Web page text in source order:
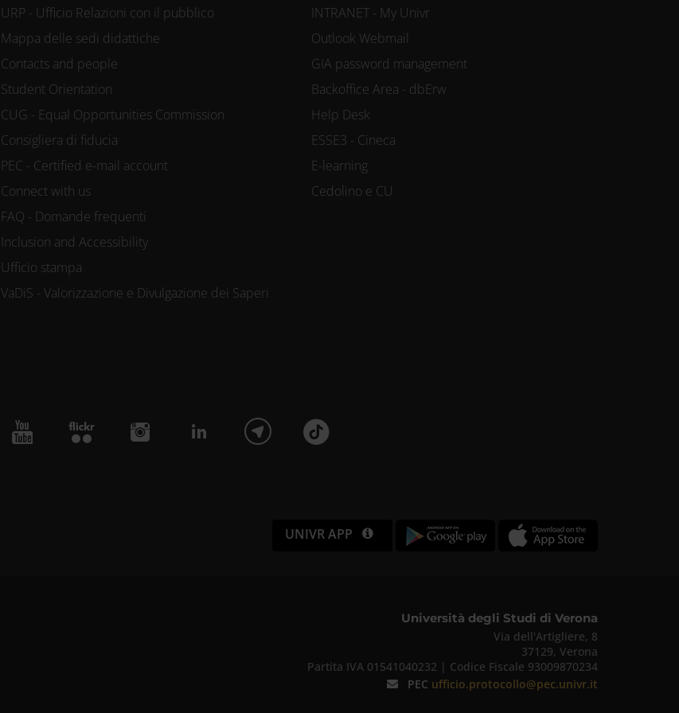
URP - Ufficio Relazioni con il pubblico
Mappa delle sedi didattiche
Contacts and people
Student Orientation
CUG - Equal Opportunities Commission
Consigliera di fiducia
PEC - Certified e-mail account
Connect with us
FAQ - Domande frequenti
Inclusion and Accessibility
Ufficio stampa
VaDiS - Valorizzazione e Divulgazione dei Saperi
INTRANET - My Univr
Outlook Webmail
GIA password management
Backoffice Area - dbErw
Help Desk
ESSE3 - Cineca
E-learning
Cedolino e CU
UNIVR APP
Università degli Studi di Verona
Via dell'Artigliere, 8
37129, Verona
Partita IVA 01541040232 | Codice Fiscale 93009870234
PEC ufficio.protocollo@pec.univr.it